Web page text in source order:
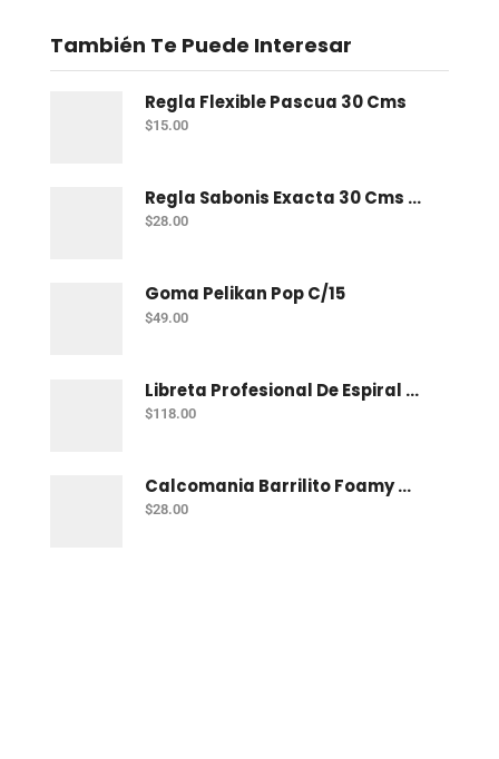
También Te Puede Interesar
Regla Flexible Pascua 30 Cms
$15.00
Regla Sabonis Exacta 30 Cms Profesional
$28.00
Goma Pelikan Pop C/15
$49.00
Libreta Profesional De Espiral Norma Uno 200 H C-7
$118.00
Calcomania Barrilito Foamy Mar
$28.00